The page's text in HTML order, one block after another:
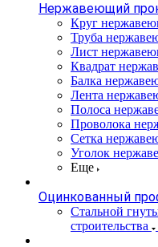
Нержавеющий
Круг
Труба
Лист
Квадрат
Балка
Лента
Полоса
Проволока
Сетка
Уголок
Еще
Оцинкованный
Стальной
строительства